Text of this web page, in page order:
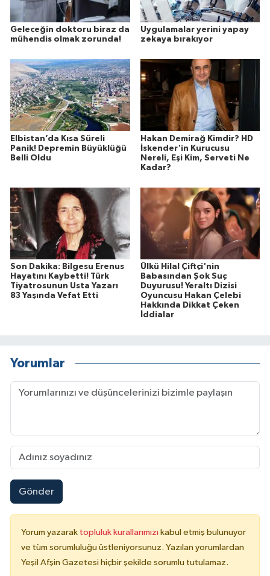
Geleceğin doktoru biraz da
mühendis olmak zorunda!
Uygulamalar yerini yapay
zekaya bırakıyor
Elbistan’da Kısa Süreli
Panik! Depremin Büyüklüğü
Belli Oldu
Hakan Demirağ Kimdir? HD
İskender'in Kurucusu
Nereli, Eşi Kim, Serveti Ne
Kadar?
Son Dakika: Bilgesu Erenus
Hayatını Kaybetti! Türk
Tiyatrosunun Usta Yazarı
83 Yaşında Vefat Etti
Ülkü Hilal Çiftçi'nin
Babasından Şok Suç
Duyurusu! Yeraltı Dizisi
Oyuncusu Hakan Çelebi
Hakkında Dikkat Çeken
İddialar
Yorumlar
Gönder
Yorum yazarak topluluk kurallarımızı kabul etmiş bulunuyor
ve tüm sorumluluğu üstleniyorsunuz. Yazılan yorumlardan
Yeşil Afşin Gazetesi hiçbir şekilde sorumlu tutulamaz.